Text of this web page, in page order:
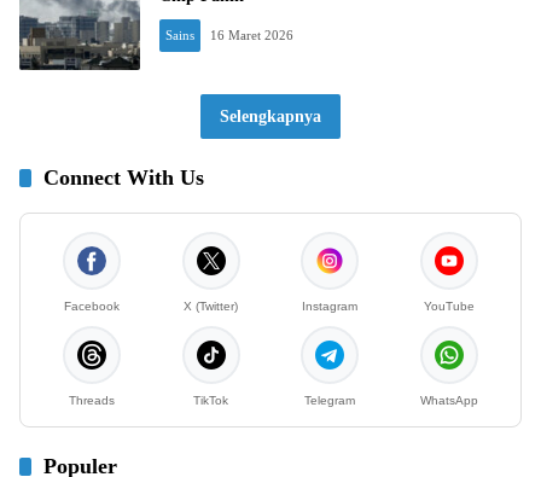
Sains 16 Maret 2026
Selengkapnya
Connect With Us
Facebook X (Twitter) Instagram YouTube
Threads TikTok Telegram WhatsApp
Populer